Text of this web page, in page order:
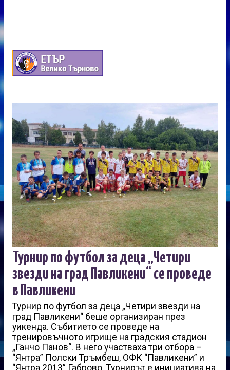
Турнир по футбол за деца „Четири
звезди на град Павликени“ се проведе
в Павликени
Турнир по футбол за деца „Четири звезди на
град Павликени“ беше организиран през
уикенда. Събитието се проведе на
тренировъчното игрище на градския стадион
„Ганчо Панов“. В него участваха три отбора –
“Янтра” Полски Тръмбеш, ОФК “Павликени” и